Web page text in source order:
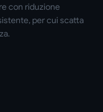
con riduzione
per cui scatta